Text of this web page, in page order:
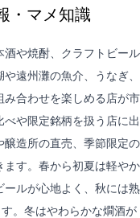
・マメ知識
や焼酎、クラフトビール
遠州灘の魚介、うなぎ、
合わせを楽しめる店が市
や限定銘柄を扱う店に出
造所の直売、季節限定の
す。春から初夏は軽やか
ルが心地よく、秋には熟
。冬はやわらかな燗酒が